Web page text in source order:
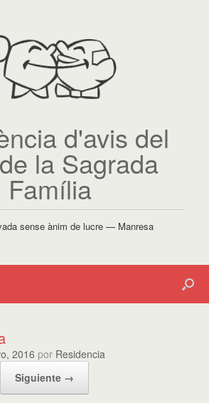
d'avis del
la Sagrada
Família
sense ànim de lucre — Manresa
2016 por Residencia
Siguiente →